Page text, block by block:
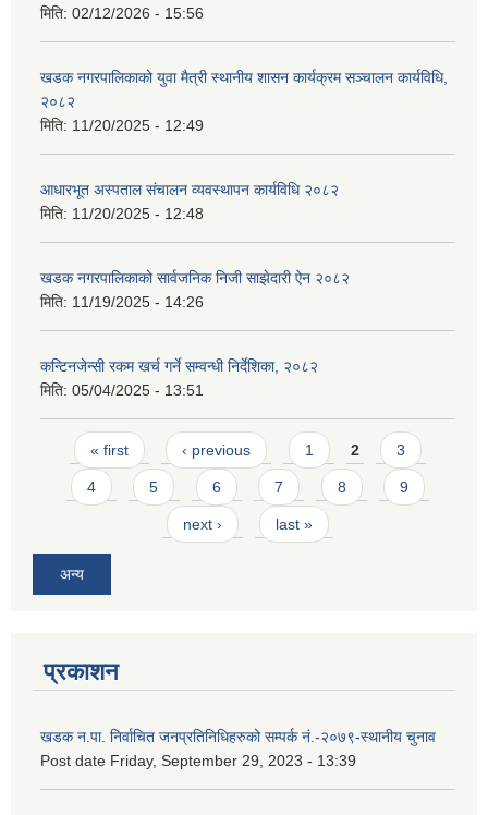
मिति: 02/12/2026 - 15:56
खडक नगरपालिकाको युवा मैत्री स्थानीय शासन कार्यक्रम सञ्चालन कार्यविधि,
२०८२
मिति: 11/20/2025 - 12:49
आधारभूत अस्पताल संचालन व्यवस्थापन कार्यविधि २०८२
मिति: 11/20/2025 - 12:48
खडक नगरपालिकाको सार्वजनिक निजी साझेदारी ऐन २०८२
मिति: 11/19/2025 - 14:26
कन्टिनजेन्सी रकम खर्च गर्ने सम्वन्धी निर्देशिका, २०८२
मिति: 05/04/2025 - 13:51
Pages
« first ‹ previous 1 2 3
4 5 6 7 8 9
next › last »
अन्य
प्रकाशन
खडक न.पा. निर्वाचित जनप्रतिनिधिहरुको सम्पर्क नं.-२०७९-स्थानीय चुनाव
Post date Friday, September 29, 2023 - 13:39